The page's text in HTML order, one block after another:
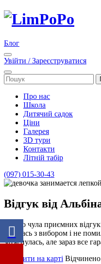
Блог
Увійти /Зареєструватися
Про нас
Школа
Дитячий садок
Ціни
Галерея
3D тури
Контакти
Літній табір
(097) 015-30-43
Відгук від
Багато чула приємних
вагалась з вибором і не
затягнулась, але зараз все
Відкрити на карті